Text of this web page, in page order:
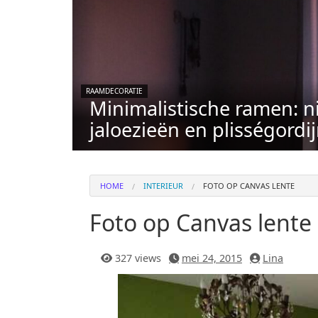
RAAMDECORATIE
Minimalistische ramen:
jaloezieën en
HOME INTERIEUR FOTO OP CANVAS LENTE
Foto op Canvas lente
327 views mei 24, 2015 Lina